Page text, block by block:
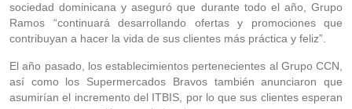
sociedad dominicana y aseguró que durante todo el año, Grupo
Ramos “continuará desarrollando ofertas y promociones que
contribuyan a hacer la vida de sus clientes más práctica y feliz”.
El año pasado, los establecimientos pertenecientes al Grupo CCN,
así como los Supermercados Bravos también anunciaron que
asumirían el incremento del ITBIS, por lo que sus clientes esperan